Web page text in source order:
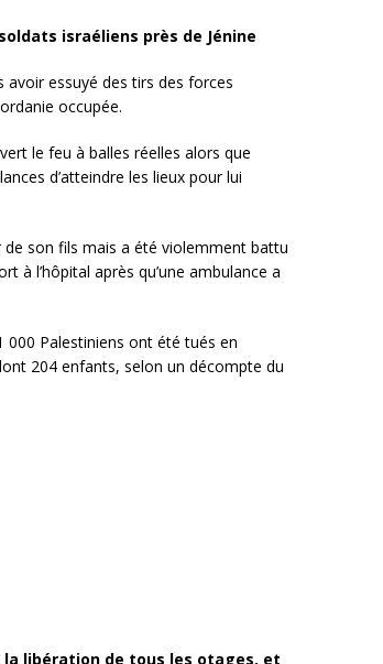
israéliens près de Jénine
avoir essuyé des tirs des forces
occupée.
le feu à balles réelles alors que
d’atteindre les lieux pour lui
de son fils mais a été violemment battu
à l’hôpital après qu’une ambulance a
000 Palestiniens ont été tués en
204 enfants, selon un décompte du
la libération de tous les otages, et